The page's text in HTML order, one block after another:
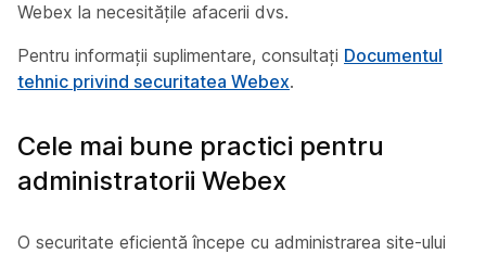
Webex la necesitățile afacerii dvs.
Pentru informații suplimentare, consultați Documentul
tehnic privind securitatea Webex.
Cele mai bune practici pentru
administratorii Webex
O securitate eficientă începe cu administrarea site-ului